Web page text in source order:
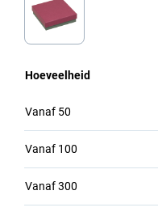
Hoeveelheid
Vanaf 50
Vanaf 100
Vanaf300